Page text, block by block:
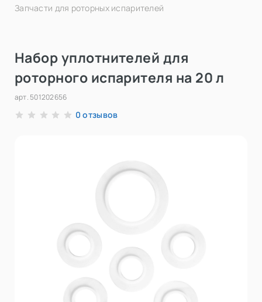
Запчасти для роторных испарителей
Набор уплотнителей для
роторного испарителя на 20 л
арт. 501202656
0 отзывов